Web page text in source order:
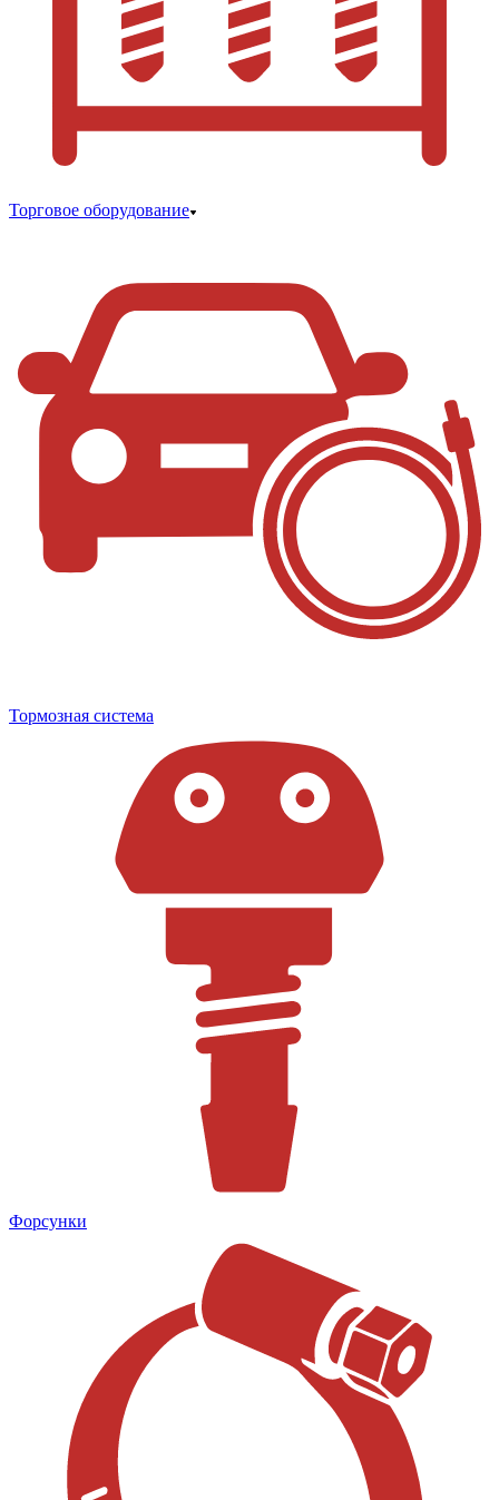
Торговое оборудование
Тормозная система
Форсунки